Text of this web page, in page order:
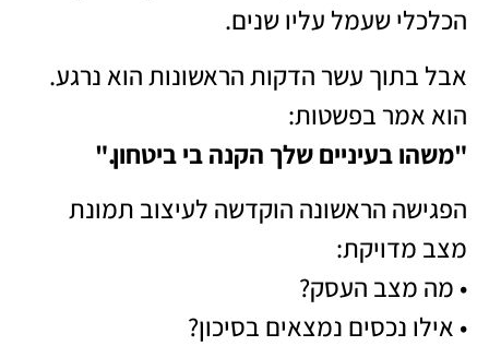
הכלכלי שעמל עליו שנים.
אבל בתוך עשר הדקות הראשונות הוא נרגע.
הוא אמר בפשטות:
"משהו בעיניים שלך הקנה בי ביטחון."
הפגישה הראשונה הוקדשה לעיצוב תמונת
מצב מדויקת:
• מה מצב העסק?
• אילו נכסים נמצאים בסיכון?